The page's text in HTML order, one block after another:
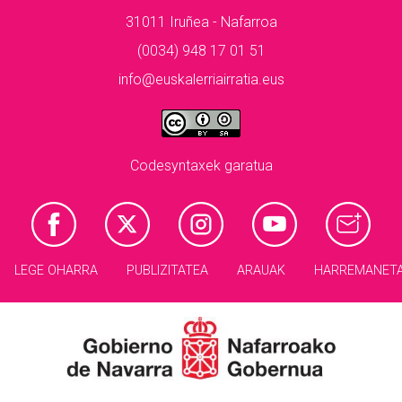
31011 Iruñea - Nafarroa
(0034) 948 17 01 51
info@euskalerriairratia.eus
Codesyntaxek garatua
LEGE OHARRA PUBLIZITATEA ARAUAK